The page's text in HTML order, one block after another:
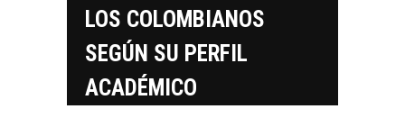
LOS COLOMBIANOS
SEGÚN SU PERFIL
ACADÉMICO